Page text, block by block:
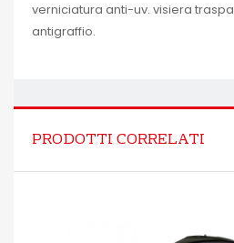
verniciatura anti-uv. visiera
antigraffio.
PRODOTTI CORRELATI